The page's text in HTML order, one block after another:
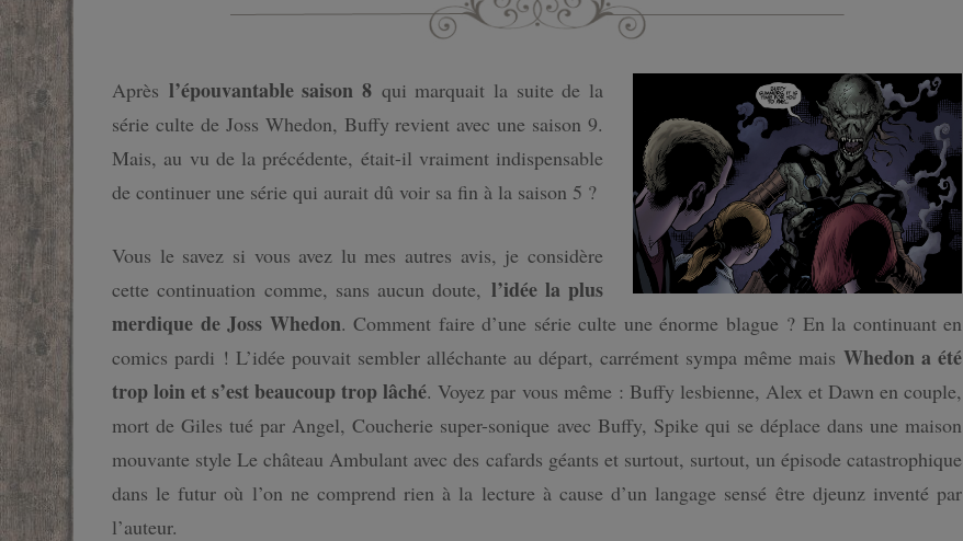
Après l’épouvantable saison 8 qui marquait la suite de la
série culte de Joss Whedon, Buffy revient avec une saison 9.
Mais, au vu de la précédente, était-il vraiment indispensable
de continuer une série qui aurait dû voir sa fin à la saison 5 ?
Vous le savez si vous avez lu mes autres avis, je considère
cette continuation comme, sans aucun doute, l’idée la plus
merdique de Joss Whedon. Comment faire d’une série culte une énorme blague ? En la continuant en
comics pardi ! L’idée pouvait sembler alléchante au départ, carrément sympa même mais Whedon a été
trop loin et s’est beaucoup trop lâché. Voyez par vous même : Buffy lesbienne, Alex et Dawn en couple,
mort de Giles tué par Angel, Coucherie super-sonique avec Buffy, Spike qui se déplace dans une maison
mouvante style Le château Ambulant avec des cafards géants et surtout, surtout, un épisode catastrophique
dans le futur où l’on ne comprend rien à la lecture à cause d’un langage sensé être djeunz inventé par
l’auteur.